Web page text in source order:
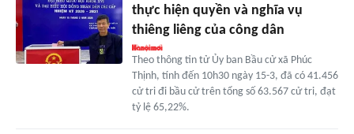
thực hiện quyền và nghĩa vụ
thiêng liêng của công dân
Theo thông tin tử Ủy ban Bầu cử xã Phúc
Thịnh, tính đến 10h30 ngày 15-3, đã có 41.456
cử tri đi bầu cử trên tổng số 63.567 cử tri, đạt
tỷ lệ 65,22%.